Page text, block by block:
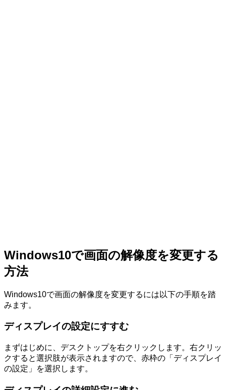
Windows10で画面の解像度を変更する
方法
Windows10で画面の解像度を変更するには以下の手順を踏
みます。
ディスプレイの設定にすすむ
まずはじめに、デスクトップを右クリックします。右クリッ
クすると選択肢が表示されますので、赤枠の「ディスプレイ
の設定」を選択します。